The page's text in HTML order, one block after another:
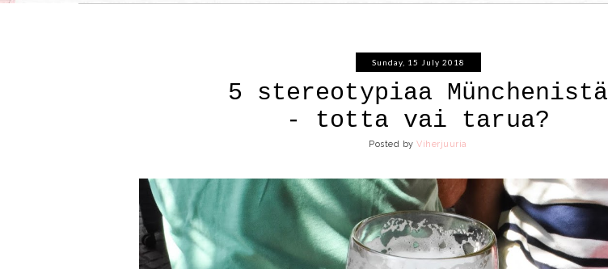
Sunday, 15 July 2018
5 stereotypiaa Münchenistä
- totta vai tarua?
Posted byViherjuuria